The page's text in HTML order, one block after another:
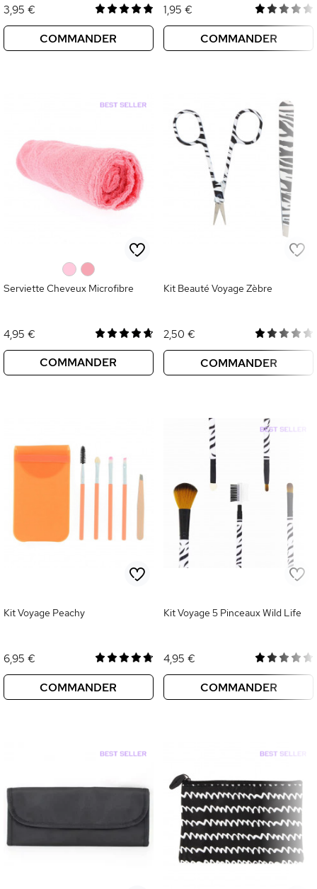
3,95 €
COMMANDER
1,95 €
COMMANDER
Serviette Cheveux Microfibre
4,95 €
COMMANDER
Kit Beauté Voyage Zèbre
2,50 €
COMMANDER
Kit Voyage Peachy
6,95 €
COMMANDER
Kit Voyage 5 Pinceaux Wild Life
4,95 €
COMMANDER